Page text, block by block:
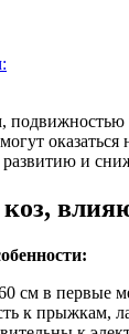
и
см в первые
к прыжкам,